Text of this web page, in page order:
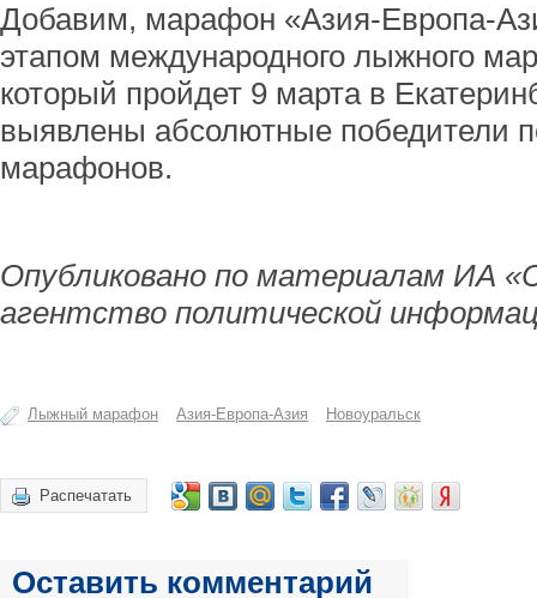
Добавим, марафон «Азия-Европа-
этапом международного лыжного
который пройдет 9 марта в
выявлены абсолютные победители
марафонов.
Опубликовано по материалам ИА
агентство политической
Лыжный марафон Азия-Европа-Азия Новоуральск
Распечатать
Оставить комментарий